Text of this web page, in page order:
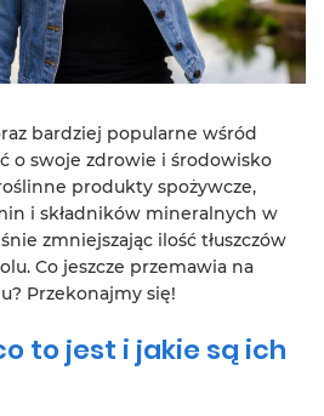
bardziej popularne wśród
o swoje zdrowie i środowisko
produkty spożywcze,
i składników mineralnych w
zmniejszając ilość tłuszczów
Co jeszcze przemawia na
Przekonajmy się!
to jest i jakie są ich